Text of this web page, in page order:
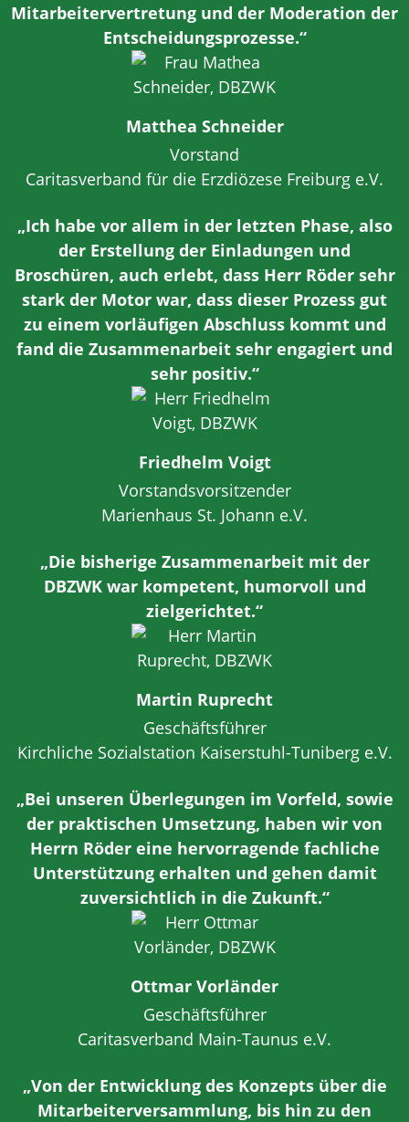
Mitarbeitervertretung und der Moderation der
Entscheidungsprozesse.“
Matthea Schneider
Vorstand
Caritasverband für die Erzdiözese Freiburg e.V.
„Ich habe vor allem in der letzten Phase, also
der Erstellung der Einladungen und
Broschüren, auch erlebt, dass Herr Röder sehr
stark der Motor war, dass dieser Prozess gut
zu einem vorläufigen Abschluss kommt und
fand die Zusammenarbeit sehr engagiert und
sehr positiv.“
Friedhelm Voigt
Vorstandsvorsitzender
Marienhaus St. Johann e.V.
„Die bisherige Zusammenarbeit mit der
DBZWK war kompetent, humorvoll und
zielgerichtet.“
Martin Ruprecht
Geschäftsführer
Kirchliche Sozialstation Kaiserstuhl-Tuniberg e.V.
„Bei unseren Überlegungen im Vorfeld, sowie
der praktischen Umsetzung, haben wir von
Herrn Röder eine hervorragende fachliche
Unterstützung erhalten und gehen damit
zuversichtlich in die Zukunft.“
Ottmar Vorländer
Geschäftsführer
Caritasverband Main-Taunus e.V.
„Von der Entwicklung des Konzepts über die
Mitarbeiterversammlung, bis hin zu den